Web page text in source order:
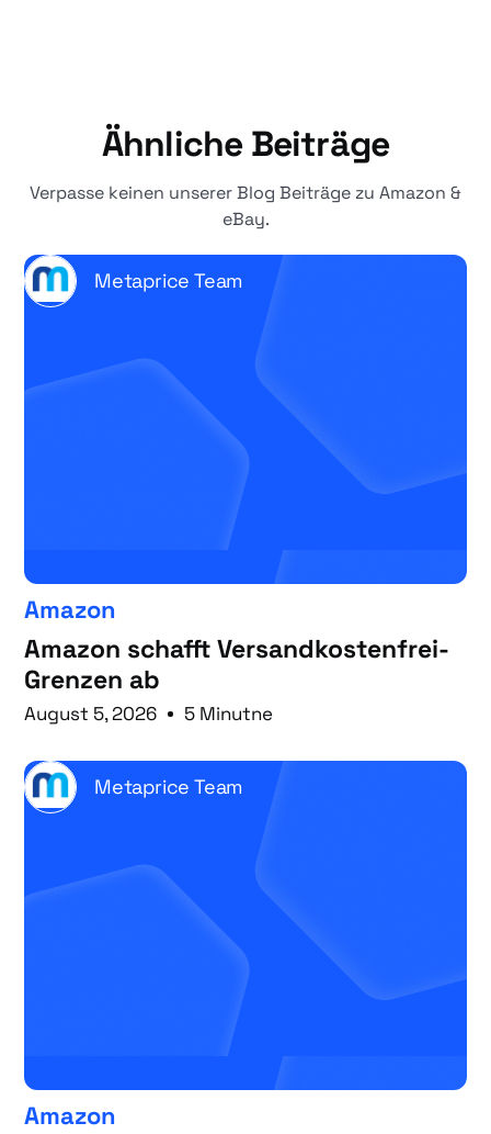
Ähnliche Beiträge
Verpasse keinen unserer Blog Beiträge zu Amazon &
eBay.
Metaprice Team
Amazon
Amazon schafft Versandkostenfrei-
Grenzen ab
August 5, 2026 5 Minutne
Metaprice Team
Amazon